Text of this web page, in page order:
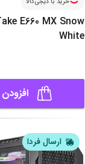
E660 MX Snow
White
ارسال فردا